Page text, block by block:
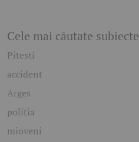
Cele mai căutate subiecte
Pitesti
accident
Arges
politia
mioveni